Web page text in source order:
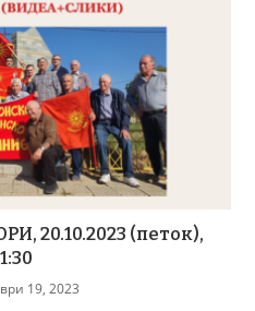
20.10.2023 (петок),
19, 2023